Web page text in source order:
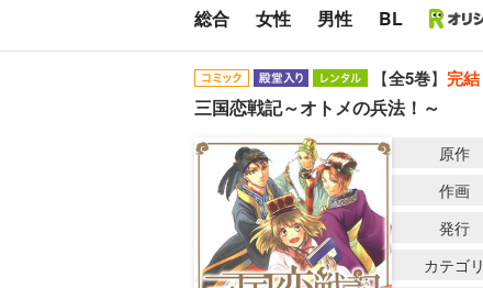
総合 女性 男性 BL
【全5巻】 完結
三国恋戦記～オトメの兵法！～
原作
作画
発行
カテゴリ